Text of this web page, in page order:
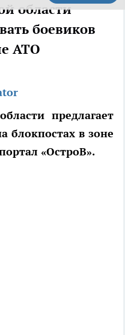
области
боевиков
АТО
предлагает
блокпостах в зоне
«ОстроВ».